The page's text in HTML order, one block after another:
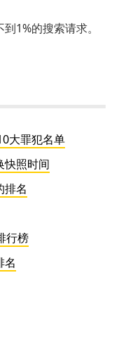
1%的搜索请求。
大罪犯名单
快照时间
排名
行榜
名